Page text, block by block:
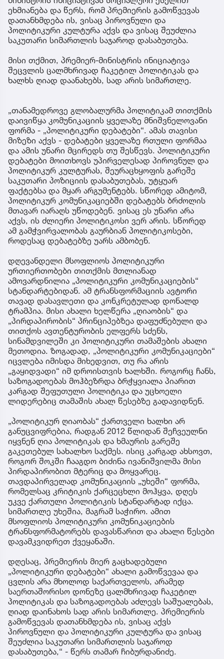
ეხმიანება და წერს, რომ პრემიერის გამოწვევას
დათანხმდება ის, ვისაც პიროვნული და
პოლიტიკური კულტურა აქვს და ვისაც შეუძლია
საკუთარი სიმართლის საჯაროდ დასაბუთება.
მისი თქმით, პრემიერ-მინისტრის ინიციატივა
შეცვლის ცალმხრივად ჩაკეტილ პოლიტიკას და
ხალხს ღიად დაანახებს, სად არის სიმართლე.
„თანამედროვე გლობალურმა პოლიტიკამ თითქმის
დაივიწყა კომუნიკაციის ყველაზე მნიშვნელოვანი
ფორმა - „პოლიტიკური დებატები“. ამას თავისი
მიზეზი აქვს - დებატები ყველაზე რთული ფორმაა
და ამის უნარი მცირედს თუ შესწევს. პოლიტიკური
დებატები მოითხოვს უპირველესად პიროვნულ და
პოლიტიკურ კულტურას, შეურაცხყოფის გარეშე
საკუთარი პოზიციის დასაბუთებას, უტყუარ
ფაქტებსა და მყარ არგუმენტებს. სწორედ ამიტომ,
პოლიტიკურ კომუნიკაციებში დებატებს ბრძოლის
მთავარ იარაღს უწოდებენ. ვისაც ეს უნარი არა
აქვს, ის ძლიერი პოლიტიკოსი ვერ არის. სწორედ
ამ გამჭვირვალობას გაურბიან პოლიტიკოსები,
როდესაც დებატებზე უარს ამბობენ.
დღევანდელი მსოფლიოს პოლიტიკური
ურთიერთობები თითქმის მთლიანად
ამოვარდნილია „პოლიტიკური კომუნიკაციების“
სტანდარტებიდან. ამ ტრანსფორმაციის ავტორი
თავად დასავლეთი და კონკრეტულად დონალდ
ტრამპია. მისი ახალი ხელწერა „ღიაობის“ და
„პირდაპირობის“ პრინციპებზეა დაფუძნებული და
თითქოს ავთენტურობის ელფერს სძენს,
სინამდვილეში კი პოლიტიკური თამაშების ახალი
მეთოდია. ზოგადად, „პოლიტიკური კომუნიკაციები“
იცვლება იმისდა მიხედვით, თუ რა არის
„გაყიდვადი“ იმ დროისთვის ხალხში. როგორც ჩანს,
საზოგადოებას მოჰბეზრდა ბრჭყვიალა პიარით
კარგად შეფუთული პოლიტიკა და უცხოელი
ლიდერებიც თამაშის ახალ წესებზე გადავიდნენ.
„პოლიტიკურ ღიაობას“ ქართველი ხალხი არ
განუცვიფრებია, რადგან 2012 წლიდან შეჩვეულნი
იყვნენ ღია პოლიტიკას და ხმაურის გარეშე
გაკეთებულ სახალხო საქმეს. ისიც კარგად ახსოვთ,
როგორ შოკში ჩააგდო ბიძინა ივანიშვილმა მისი
პირდაპირობით მტერიც და მოყვარეც.
თავდაპირველად კომუნიკაციის „უხეში“ ფორმა,
რომელსაც კრიტიკის ქარცეცხლი მოჰყვა, დღეს
უკვე ქართული პოლიტიკის სტანდარტად იქცა.
სიმართლე უხეშია, მაგრამ საჭირო. ამით
მსოფლიოს პოლიტიკური კომუნიკაციების
ტრანსფორმატორებს დავასწარით და ახალი წესები
დავამკვიდრეთ ქვეყანაში.
დღესაც, პრემიერის მიერ გაცხადებული
„პოლიტიკური დებატები“ ახალი გამოწვევაა და
ცვლის არა მხოლოდ საქართველოს, არამედ
საერთაშორისო დონეზე ცალმხრივად ჩაკეტილ
პოლიტიკას და საზოგადოებას აძლევს საშუალებას,
ღიად დაინახოს სად არის სიმართლე. პრემიერის
გამოწვევას დათანხმდება ის, ვისაც აქვს
პიროვნული და პოლიტიკური კულტურა და ვისაც
შეუძლია საკუთარი სიმართლის საჯაროდ
დასაბუთება,“ - წერს თამარ ჩიბურდანიძე.